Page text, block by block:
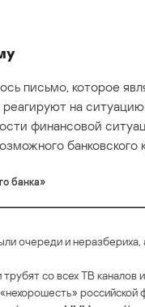
письмо, которое
на
финансовой
банковского
банка»
очереди и
со всех ТВ каналов
российской